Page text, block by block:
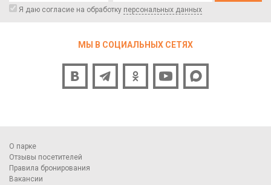
Я даю согласие на обработку персональных данных
МЫ В СОЦИАЛЬНЫХ СЕТЯХ
О парке
Отзывы посетителей
Правила бронирования
Вакансии